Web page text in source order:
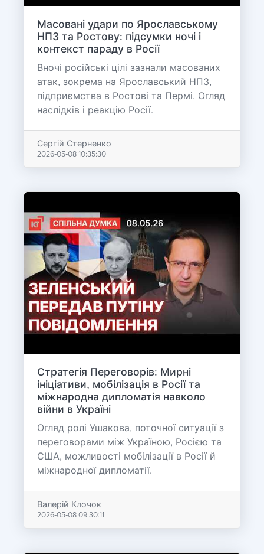
Масовані удари по Ярославському
НПЗ та Ростову: підсумки ночі і
контекст параду в Росії
Вночі російські цілі зазнали масованих
атак, зокрема на Ярославський НПЗ,
підприємства в Ростові та Пермі. Огляд
наслідків і реакцію Росії.
Сергій Стерненко
2026-05-08 10:35:30
Стратегія Переговорів: Мирні
ініціативи, мобілізація в Росії та
міжнародна дипломатія навколо
війни в Україні
Огляд ролі Ушакова, поточної ситуації з
переговорами між Україною, Росією та
США, можливості мобілізації в Росії й
міжнародної дипломатії.
Валерій Клочок
2026-05-08 09:30:11